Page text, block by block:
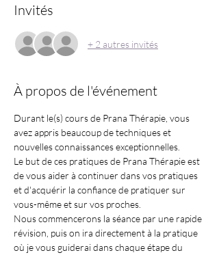
Invités
+ 2 autres invités
À propos de l'événement
Durant le(s) cours de Prana Thérapie, vous
avez appris beaucoup de techniques et
nouvelles connaissances exceptionnelles.
Le but de ces pratiques de Prana Thérapie est
de vous aider à continuer dans vos pratiques
et d'acquérir la confiance de pratiquer sur
vous-même et sur vos proches.
Nous commencerons la séance par une rapide
révision, puis on ira directement à la pratique
où je vous guiderai dans chaque étape du